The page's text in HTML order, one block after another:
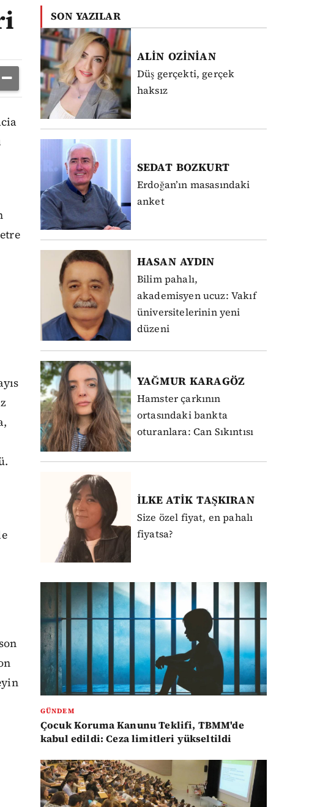
SON YAZILAR
ALİN OZİNİAN
Düş gerçekti, gerçek
haksız
SEDAT BOZKURT
Erdoğan’ın masasındaki
anket
HASAN AYDIN
Bilim pahalı,
akademisyen ucuz: Vakıf
üniversitelerinin yeni
düzeni
YAĞMUR KARAGÖZ
Hamster çarkının
ortasındaki bankta
oturanlara: Can Sıkıntısı
İLKE ATİK TAŞKIRAN
Size özel fiyat, en pahalı
fiyatsa?
GÜNDEM
Çocuk Koruma Kanunu Teklifi, TBMM'de
kabul edildi: Ceza limitleri yükseltildi